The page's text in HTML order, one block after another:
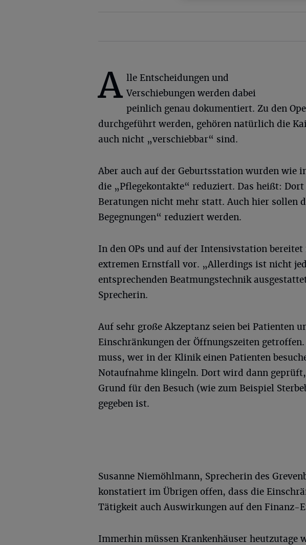
A lle Entscheidungen und
Verschiebungen werden dabei
peinlich genau dokumentiert. Zu den
durchgeführt werden, gehören natürlich die
auch nicht „verschiebbar“ sind.
Aber auch auf der Geburtsstation wurden wie
die „Pflegekontakte“ reduziert. Das heißt:
Beratungen nicht mehr statt. Auch hier sollen
Begegnungen“ reduziert werden.
In den OPs und auf der Intensivstation
extremen Ernstfall vor. „Allerdings ist nicht
entsprechenden Beatmungstechnik
Sprecherin.
Auf sehr große Akzeptanz seien bei Patienten
Einschränkungen der Öffnungszeiten
muss, wer in der Klinik einen Patienten
Notaufnahme klingeln. Dort wird dann
Grund für den Besuch (wie zum Beispiel
gegeben ist.
Susanne Niemöhlmann, Sprecherin des
konstatiert im Übrigen offen, dass die
Tätigkeit auch Auswirkungen auf den Finanz-
Immerhin müssen Krankenhäuser heutzutage